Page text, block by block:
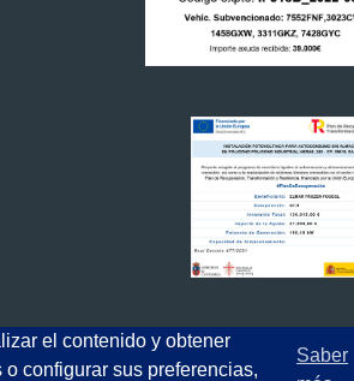
el contenido y obtener
configurar sus preferencias,
Saber